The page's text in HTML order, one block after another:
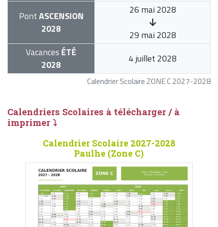
Calendrier Scolaire ZONE C 2027-2028
PontASCENSION
2028
26 mai 2028
29 mai 2028
Vacances ÉTÉ
2028
4 juillet 2028
Calendriers Scolaires à télécharger / à
imprimer ⤵
Calendrier Scolaire 2027-2028
Paulhe (Zone C)